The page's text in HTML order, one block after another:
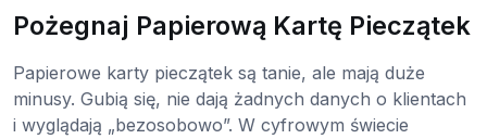
Pożegnaj Papierową Kartę Pieczątek
Papierowe karty pieczątek są tanie, ale mają duże
minusy. Gubią się, nie dają żadnych danych o klientach
i wyglądają „bezosobowo”. W cyfrowym świecie